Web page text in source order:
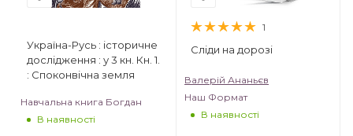
Україна-Русь : історичне
дослідження : у 3 кн. Кн. 1.
: Споконвічна земля
Навчальна книга Богдан
В наявності
1
Сліди на дорозі
Валерій Ананьєв
Наш Формат
В наявності